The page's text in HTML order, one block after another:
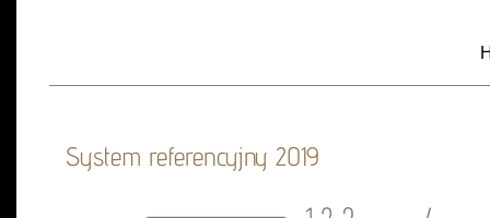
System referencyjny 2019